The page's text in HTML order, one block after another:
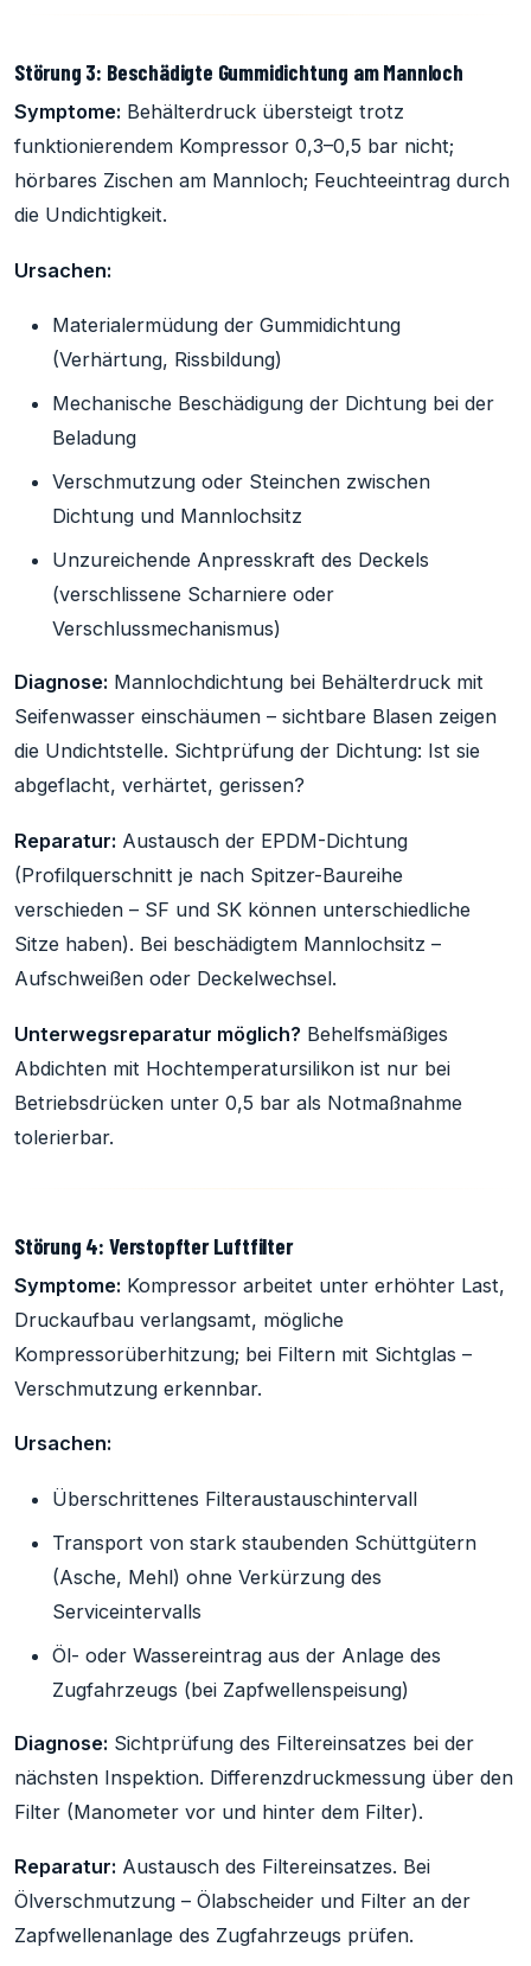
Störung 3: Beschädigte Gummidichtung am Mannloch
Symptome: Behälterdruck übersteigt trotz
funktionierendem Kompressor 0,3–0,5 bar nicht;
hörbares Zischen am Mannloch; Feuchteeintrag durch
die Undichtigkeit.
Ursachen:
Materialermüdung der Gummidichtung
(Verhärtung, Rissbildung)
Mechanische Beschädigung der Dichtung bei der
Beladung
Verschmutzung oder Steinchen zwischen
Dichtung und Mannlochsitz
Unzureichende Anpresskraft des Deckels
(verschlissene Scharniere oder
Verschlussmechanismus)
Diagnose: Mannlochdichtung bei Behälterdruck mit
Seifenwasser einschäumen – sichtbare Blasen zeigen
die Undichtstelle. Sichtprüfung der Dichtung: Ist sie
abgeflacht, verhärtet, gerissen?
Reparatur: Austausch der EPDM-Dichtung
(Profilquerschnitt je nach Spitzer-Baureihe
verschieden – SF und SK können unterschiedliche
Sitze haben). Bei beschädigtem Mannlochsitz –
Aufschweißen oder Deckelwechsel.
Unterwegsreparatur möglich? Behelfsmäßiges
Abdichten mit Hochtemperatursilikon ist nur bei
Betriebsdrücken unter 0,5 bar als Notmaßnahme
tolerierbar.
Störung 4: Verstopfter Luftfilter
Symptome: Kompressor arbeitet unter erhöhter Last,
Druckaufbau verlangsamt, mögliche
Kompressorüberhitzung; bei Filtern mit Sichtglas –
Verschmutzung erkennbar.
Ursachen:
Überschrittenes Filteraustauschintervall
Transport von stark staubenden Schüttgütern
(Asche, Mehl) ohne Verkürzung des
Serviceintervalls
Öl- oder Wassereintrag aus der Anlage des
Zugfahrzeugs (bei Zapfwellenspeisung)
Diagnose: Sichtprüfung des Filtereinsatzes bei der
nächsten Inspektion. Differenzdruckmessung über den
Filter (Manometer vor und hinter dem Filter).
Reparatur: Austausch des Filtereinsatzes. Bei
Ölverschmutzung – Ölabscheider und Filter an der
Zapfwellenanlage des Zugfahrzeugs prüfen.